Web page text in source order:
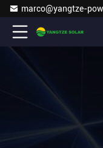
marco@yangtze-